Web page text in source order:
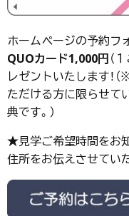
ホームページの予約フ
QUOカード1,000円（
レゼントいたします！
ただける方に限らせて
典です。）
★見学ご希望時間をお
住所をお伝えさせてい